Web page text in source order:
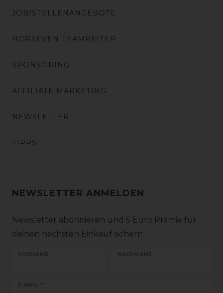
JOB/STELLENANGEBOTE
HORSEVEN TEAMREITER
SPONSORING
AFFILIATE MARKETING
NEWSLETTER
TIPPS
NEWSLETTER ANMELDEN
Newsletter abonnieren und 5 Euro Prämie für
deinen nächsten Einkauf sichern
VORNAME NACHNAME
E-MAIL **
Newsletter